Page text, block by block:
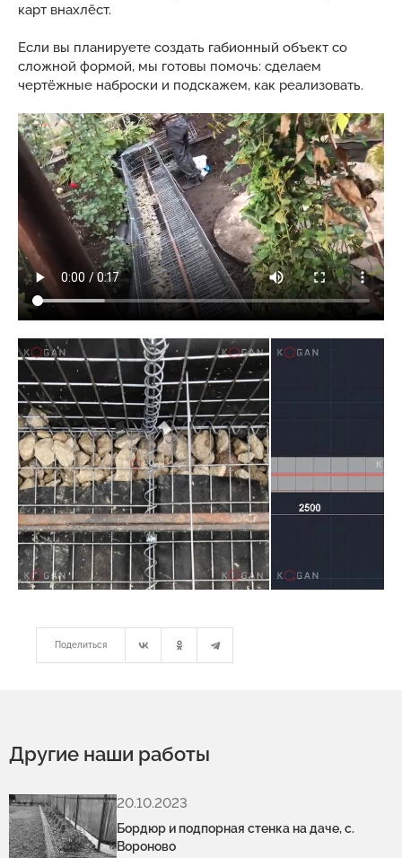
карт внахлёст.
Если вы планируете создать габионный объект со
сложной формой, мы готовы помочь: сделаем
чертёжные наброски и подскажем, как реализовать.
Поделиться
Другие наши работы
20.10.2023
Бордюр и подпорная стенка на даче, с.
Вороново